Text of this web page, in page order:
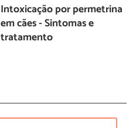
Intoxicação por permetrina
em cães - Sintomas e
tratamento